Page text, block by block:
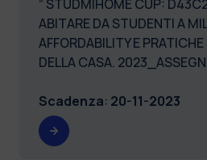
“ STUDMIHOME CUP:
ABITARE DA STUDENTI A
AFFORDABILITY E
DELLA CASA.
Scadenza: 20-11-2023